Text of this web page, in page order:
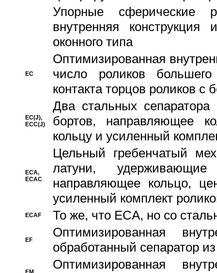
Упорные сферические
внутренняя
оконного типа
EC
Oптимизированная
число роликов
контакта торцов роликов с
EC(J),
ECC(J)
Два стальных сепаратора
бортов, направляющее
кольцу и усиленный
ECA,
ECAC
Цельный гребенчатый
латуни,
направляющее кольцо,
усиленный комплект
ECAF То же, что ECA, но со
EF
Оптимизированная
обработанный сепаратор
Оптимизированная